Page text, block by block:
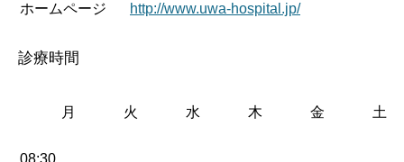
ホームページ http://www.uwa-hospital.jp/
診療時間
月 火 水 木 金 土
08:30